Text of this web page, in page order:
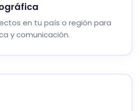
en tu país o región para
y comunicación.